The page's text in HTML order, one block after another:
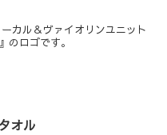
カル＆ヴァイオリンユニット
のロゴです。
オル